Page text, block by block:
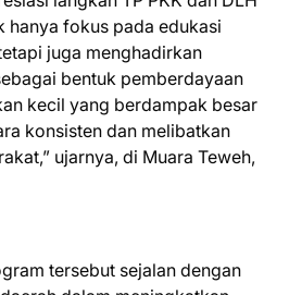
hanya fokus pada edukasi
juga menghadirkan
bentuk pemberdayaan
kecil yang berdampak besar
konsisten dan melibatkan
ujarnya, di Muara Teweh,
tersebut sejalan dengan